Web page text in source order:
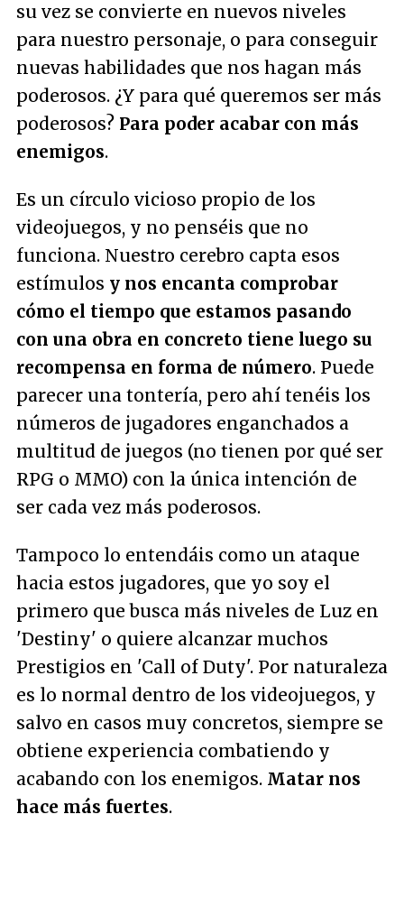
su vez se convierte en nuevos niveles
para nuestro personaje, o para conseguir
nuevas habilidades que nos hagan más
poderosos. ¿Y para qué queremos ser más
poderosos? Para poder acabar con más
enemigos.
Es un círculo vicioso propio de los
videojuegos, y no penséis que no
funciona. Nuestro cerebro capta esos
estímulos y nos encanta comprobar
cómo el tiempo que estamos pasando
con una obra en concreto tiene luego su
recompensa en forma de número. Puede
parecer una tontería, pero ahí tenéis los
números de jugadores enganchados a
multitud de juegos (no tienen por qué ser
RPG o MMO) con la única intención de
ser cada vez más poderosos.
Tampoco lo entendáis como un ataque
hacia estos jugadores, que yo soy el
primero que busca más niveles de Luz en
'Destiny' o quiere alcanzar muchos
Prestigios en 'Call of Duty'. Por naturaleza
es lo normal dentro de los videojuegos, y
salvo en casos muy concretos, siempre se
obtiene experiencia combatiendo y
acabando con los enemigos. Matar nos
hace más fuertes.